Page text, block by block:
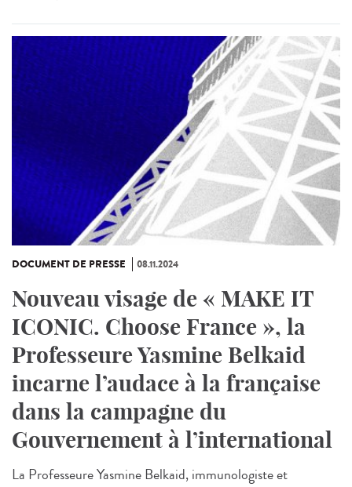
DOCUMENT DE PRESSE 08.11.2024
Nouveau visage de « MAKE IT
ICONIC. Choose France », la
Professeure Yasmine Belkaid
incarne l’audace à la française
dans la campagne du
Gouvernement à l’international
La Professeure Yasmine Belkaid, immunologiste et